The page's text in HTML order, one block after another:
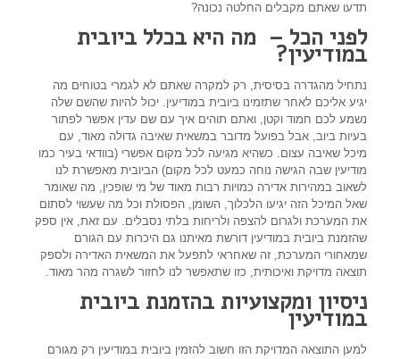
תדעו שאתם מקבלים החלטה נכונה?
לפני הכל – מה היא בכלל ביובית
במודיעין?
נתחיל מהגדרה בסיסית, רק למקרה שאתם לא לגמרי בטוחים מה
יגיע אליכם לאחר שתזמינו ביובית במודיעין. יכול להיות שהשם שלה
נשמע לכם חמוד וקטן, ואתם תוהים איך עם שם עדין אפשר לפתור
בעיות ביוב, אבל בפועל מדובר במשאית שאיבה גדולה מאוד, עם
מיכל שאיבה עצום. כשהיא מגיעה לכל מקום אפשרי (בוודאי בעיר כמו
מודיעין שבה הגישה נוחה כמעט לכל מקום) הביובית מאפשרת לנו
לשאוב במהירות אדירה כמויות רבות מאוד של מי שופכין, מה שאומר
שאל המיכל הזה יגיעו הלכלוך, השומן, הפסולת וכל מה שעשוי לסתום
את המערכת ולגרום להצפה ולריחות בלתי נסבלים. עם זאת, אין ספק
שהזמנת ביובית במודיעין דורשת מאיתנו גם היכרות עם הגורם
שמאחורי המערכת, זה שאחראי לתפעל את המשאית האדירה ולספק
תוצאה מדויקת ואיכותית, כזו שתאפשר לנו לחזור לשגרה מהר מאוד.
ניסיון ומקצועיות בהזמנת ביובית
במודיעין
למען התוצאה המדויקת הזו חשוב להזמין ביובית במודיעין רק מגורם